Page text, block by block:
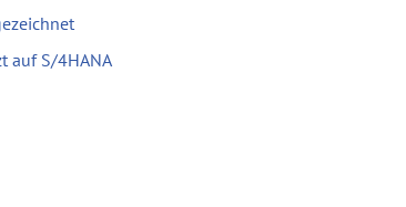
auf S/4HANA